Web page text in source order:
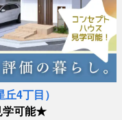
4丁目）
学可能★